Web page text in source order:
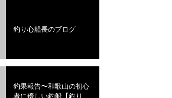
釣り心船長のブログ
釣果報告〜和歌山の初心
者に優しい釣船【釣り